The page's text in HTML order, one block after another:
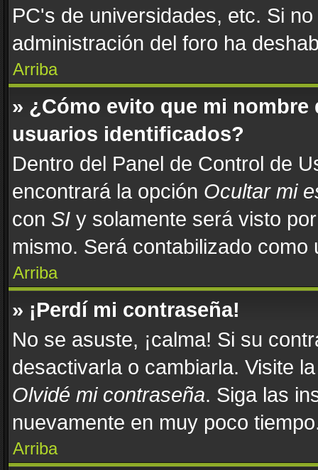
PC's de universidades, etc. Si
administración del foro ha
Arriba
» ¿Cómo evito que mi
usuarios identificados?
Dentro del Panel de Control de
encontrará la opción Ocultar mi
con SI y solamente será visto
mismo. Será contabilizado como
Arriba
» ¡Perdí mi contraseña!
No se asuste, ¡calma! Si su
desactivarla o cambiarla. Visite
Olvidé mi contraseña. Siga las
nuevamente en muy poco
Arriba